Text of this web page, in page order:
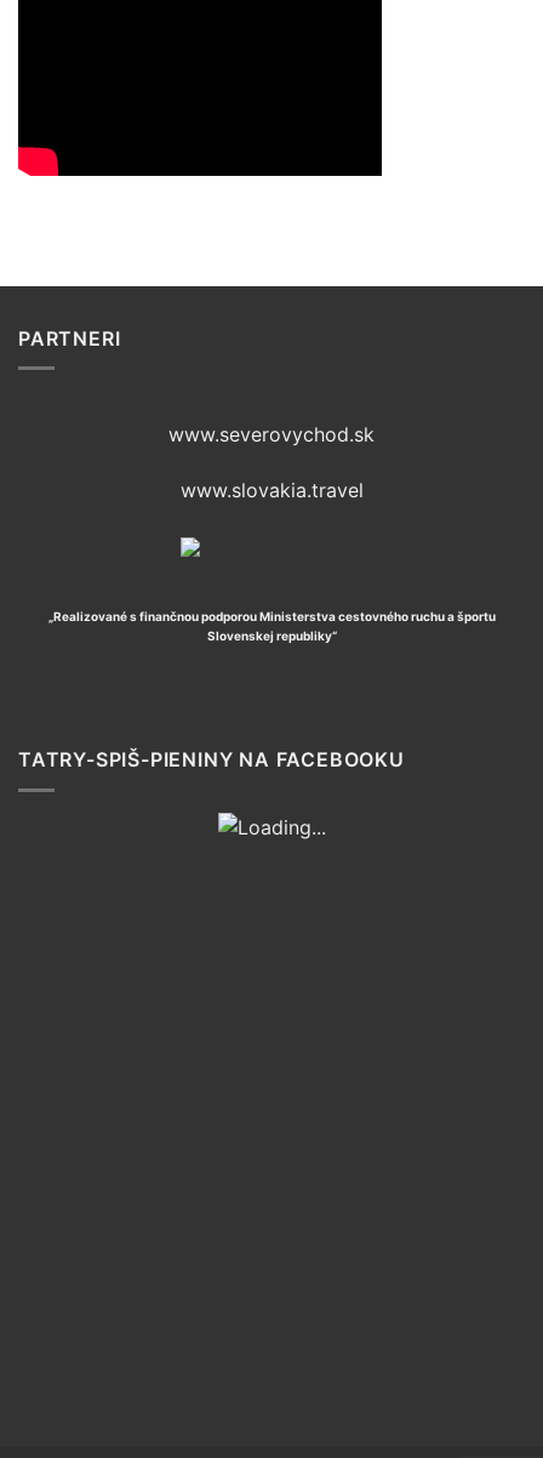
PARTNERI
www.severovychod.sk
www.slovakia.travel
„Realizované s finančnou podporou Ministerstva cestovného ruchu a športu
Slovenskej republiky“
TATRY-SPIŠ-PIENINY NA FACEBOOKU